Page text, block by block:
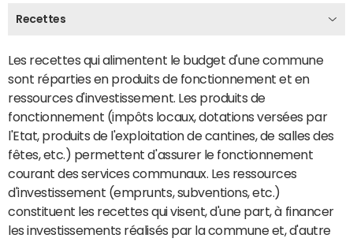
Recettes
Les recettes qui alimentent le budget d'une commune
sont réparties en produits de fonctionnement et en
ressources d'investissement. Les produits de
fonctionnement (impôts locaux, dotations versées par
l'Etat, produits de l'exploitation de cantines, de salles des
fêtes, etc.) permettent d'assurer le fonctionnement
courant des services communaux. Les ressources
d'investissement (emprunts, subventions, etc.)
constituent les recettes qui visent, d'une part, à financer
les investissements réalisés par la commune et, d'autre